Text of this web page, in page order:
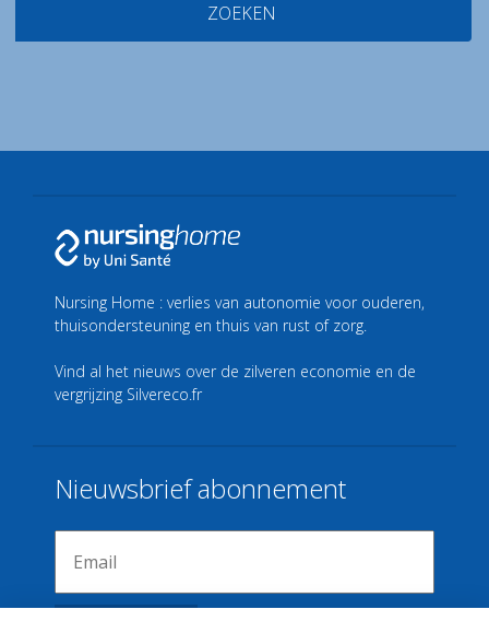
ZOEKEN
Nursing Home : verlies van autonomie voor ouderen,
thuisondersteuning en thuis van rust of zorg.
Vind al het nieuws over de zilveren economie en de
vergrijzing Silvereco.fr
Nieuwsbrief abonnement